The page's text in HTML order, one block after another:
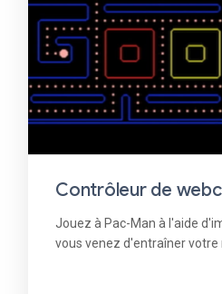
Contrôleur de
Jouez à Pac-Man à l'aide
vous venez d'entraîner votre